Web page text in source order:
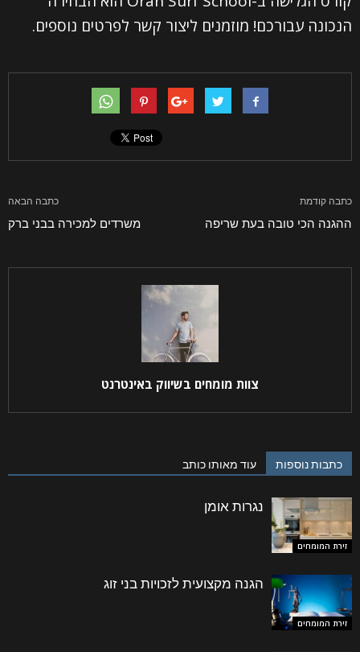
הנכונה עבורכם! מוזמנים ליצור קשר לפרטים נוספים.
כתבה קודמת
ההגנה הכי טובה בעת שריפה
כתבה הבאה
משרדים למכירה בבני ברק
צוות מומחים בשיווק באינטרנט
כתבות נוספות עוד מאותו כותב
זירת המומחים
נגרות אומן
זירת המומחים
הגנה מקצועית לזכויות בני זוג
קראתי ואני מאשר/ת אתמדיניות הפרטיותשל האתר,